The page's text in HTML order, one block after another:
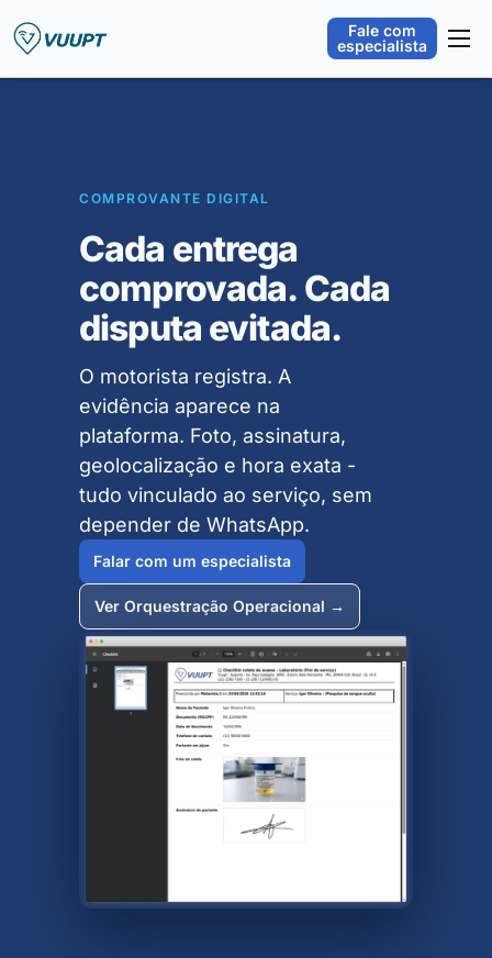
Plataforma
Integrações
Fale com
especialista
COMPROVANTE DIGITAL
Cada entrega
comprovada. Cada
disputa evitada.
O motorista registra. A
evidência aparece na
plataforma. Foto, assinatura,
geolocalização e hora exata -
tudo vinculado ao serviço, sem
depender de WhatsApp.
Falar com um especialista
Ver Orquestração Operacional →